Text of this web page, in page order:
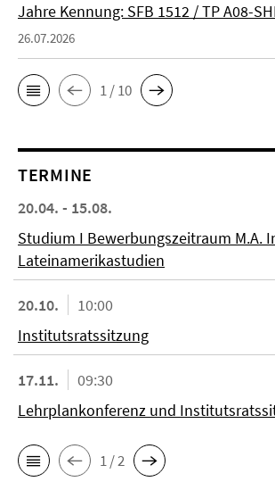
Jahre Kennung: SFB 1512 / TP A08-
26.07.2026
1 / 10
TERMINE
20.04. - 15.08.
Studium I Bewerbungszeitraum M.A.
Lateinamerikastudien
20.10.
10:00
Institutsratssitzung
17.11.
09:30
Lehrplankonferenz und
1 / 2